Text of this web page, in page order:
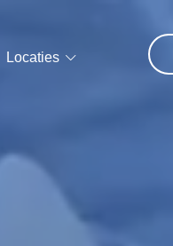
Locaties